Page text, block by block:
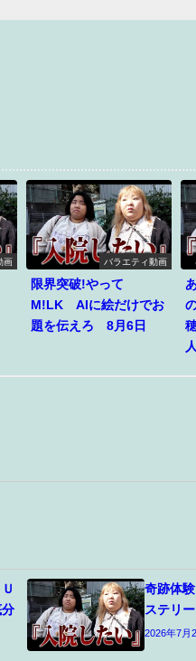
画 バラエティ動画
限界突破!やって
M!LK AIに絵だけでお
題を伝えろ 8月6日
分
奇跡体
ステリ
2026年7月